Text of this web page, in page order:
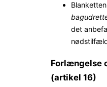
det
Forlængelse
(artikel 16)